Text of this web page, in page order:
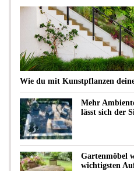
Wie du mit Kunstpflanzen
Mehr
lässt sich der
Gartenmöbel
wichtigsten